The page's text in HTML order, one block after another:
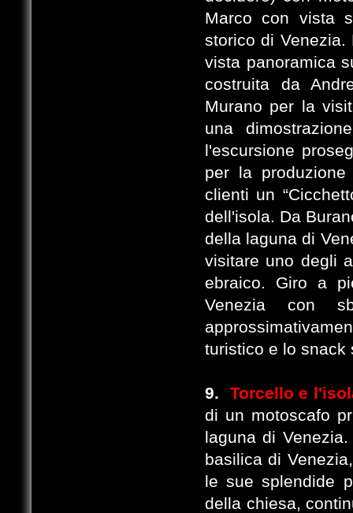
Marco con vista
storico di Venezia.
vista panoramica
costruita da
Murano per la
una
l'escursione
per la
clienti un
dell'isola. Da
della laguna di
visitare uno degli
ebraico. Giro a
Venezia con
turistico e lo
9. Torcello e
di un motoscafo
laguna di
basilica di
le sue splendide
della chiesa,